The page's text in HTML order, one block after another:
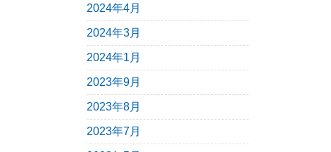
2024年4月
2024年3月
2024年1月
2023年9月
2023年8月
2023年7月